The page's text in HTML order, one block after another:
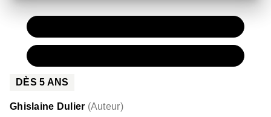
DÈS5 ANS
Ghislaine Dulier (Auteur)